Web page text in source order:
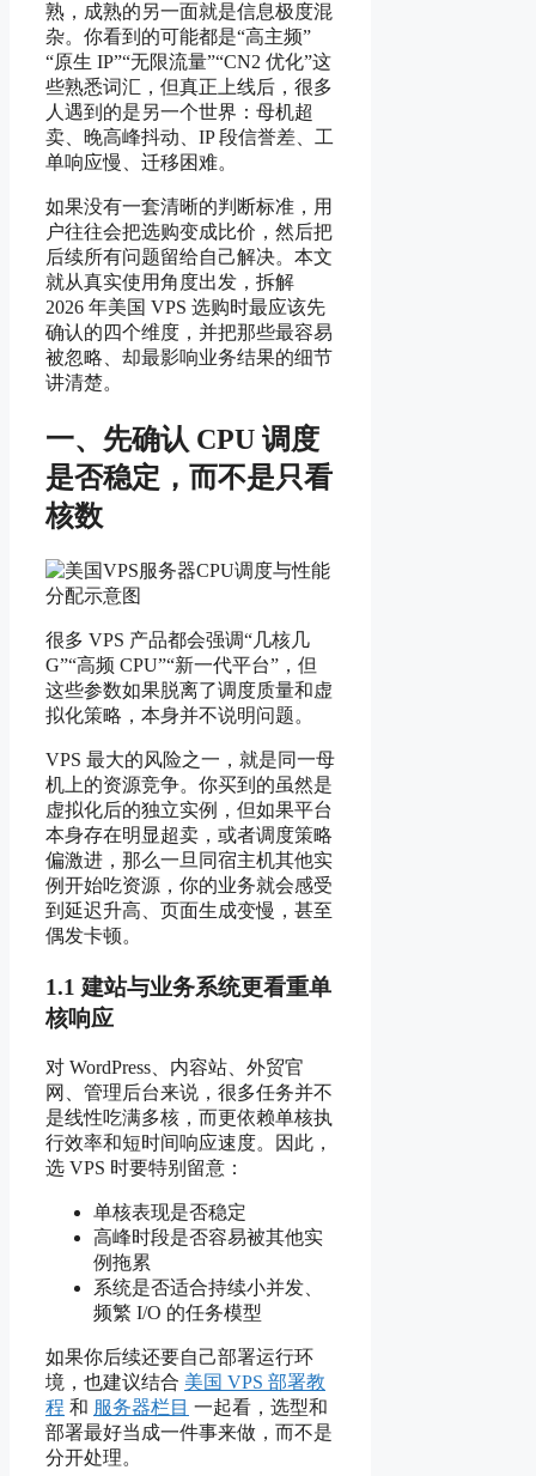
熟，成熟的另一面就是信息极度混
杂。你看到的可能都是“高主频”
“原生 IP”“无限流量”“CN2 优化”这
些熟悉词汇，但真正上线后，很多
人遇到的是另一个世界：母机超
卖、晚高峰抖动、IP 段信誉差、工
单响应慢、迁移困难。
如果没有一套清晰的判断标准，用
户往往会把选购变成比价，然后把
后续所有问题留给自己解决。本文
就从真实使用角度出发，拆解
2026 年美国 VPS 选购时最应该先
确认的四个维度，并把那些最容易
被忽略、却最影响业务结果的细节
讲清楚。
一、先确认 CPU 调度
是否稳定，而不是只看
核数
很多 VPS 产品都会强调“几核几
G”“高频 CPU”“新一代平台”，但
这些参数如果脱离了调度质量和虚
拟化策略，本身并不说明问题。
VPS 最大的风险之一，就是同一母
机上的资源竞争。你买到的虽然是
虚拟化后的独立实例，但如果平台
本身存在明显超卖，或者调度策略
偏激进，那么一旦同宿主机其他实
例开始吃资源，你的业务就会感受
到延迟升高、页面生成变慢，甚至
偶发卡顿。
1.1 建站与业务系统更看重单
核响应
对 WordPress、内容站、外贸官
网、管理后台来说，很多任务并不
是线性吃满多核，而更依赖单核执
行效率和短时间响应速度。因此，
选 VPS 时要特别留意：
单核表现是否稳定
高峰时段是否容易被其他实
例拖累
系统是否适合持续小并发、
频繁 I/O 的任务模型
如果你后续还要自己部署运行环
境，也建议结合 美国 VPS 部署教
程 和 服务器栏目 一起看，选型和
部署最好当成一件事来做，而不是
分开处理。